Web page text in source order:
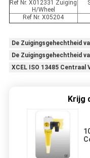
Ref Nr. X012331 Zuiging
H/Wheel
Ref Nr. X05204
De Zuigingsgehechtheid
De Zuigingsgehechtheid
XCEL ISO 13485 Centraal
Krijg